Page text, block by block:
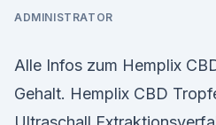
ADMINISTRATOR
Alle Infos zum Hemplix
Gehalt. Hemplix CBD